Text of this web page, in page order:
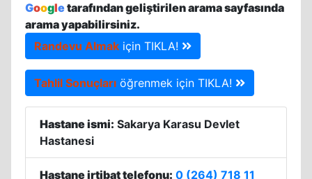
Googletarafından geliştirilen arama sayfasında
arama yapabilirsiniz.
Randevu Almak için TIKLA!
Tahlil Sonuçları öğrenmek için TIKLA!
Hastane ismi: Sakarya Karasu Devlet
Hastanesi
Hastane irtibat telefonu: 0 (264) 718 11